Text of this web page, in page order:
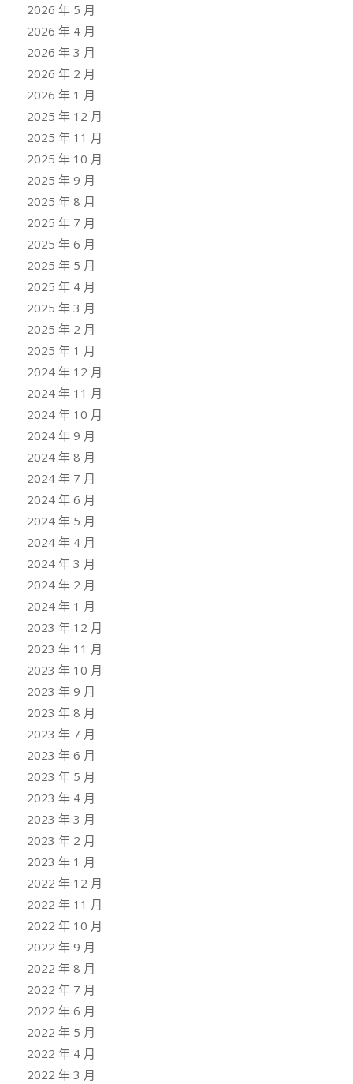
2026 年 5 月
2026 年 4 月
2026 年 3 月
2026 年 2 月
2026 年 1 月
2025 年 12 月
2025 年 11 月
2025 年 10 月
2025 年 9 月
2025 年 8 月
2025 年 7 月
2025 年 6 月
2025 年 5 月
2025 年 4 月
2025 年 3 月
2025 年 2 月
2025 年 1 月
2024 年 12 月
2024 年 11 月
2024 年 10 月
2024 年 9 月
2024 年 8 月
2024 年 7 月
2024 年 6 月
2024 年 5 月
2024 年 4 月
2024 年 3 月
2024 年 2 月
2024 年 1 月
2023 年 12 月
2023 年 11 月
2023 年 10 月
2023 年 9 月
2023 年 8 月
2023 年 7 月
2023 年 6 月
2023 年 5 月
2023 年 4 月
2023 年 3 月
2023 年 2 月
2023 年 1 月
2022 年 12 月
2022 年 11 月
2022 年 10 月
2022 年 9 月
2022 年 8 月
2022 年 7 月
2022 年 6 月
2022 年 5 月
2022 年 4 月
2022 年 3 月